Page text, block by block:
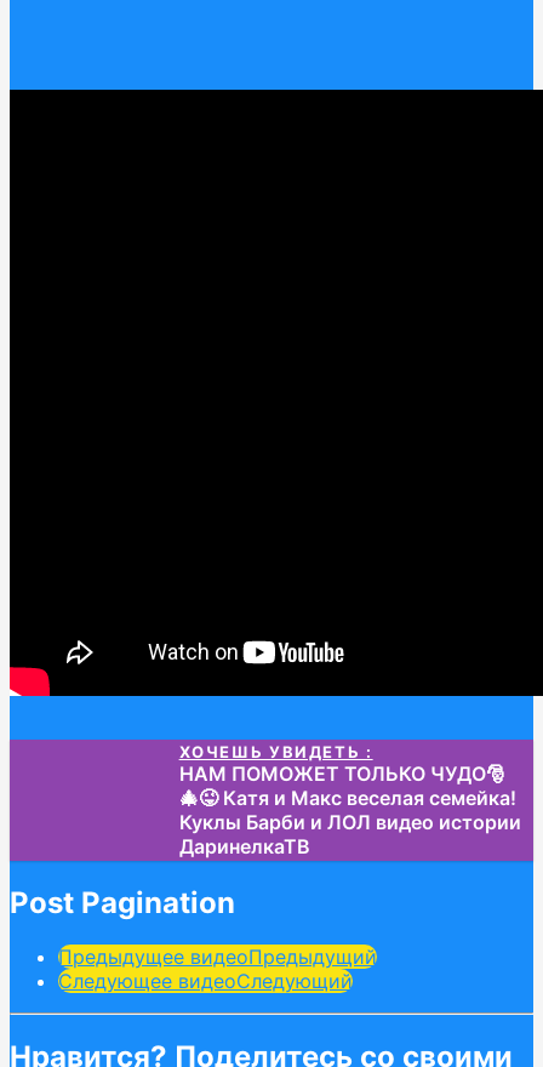
ХОЧЕШЬ УВИДЕТЬ :
НАМ ПОМОЖЕТ ТОЛЬКО ЧУДО🎅
🎄😜 Катя и Макс веселая семейка!
Куклы Барби и ЛОЛ видео истории
ДаринелкаТВ
Post Pagination
Предыдущее видеоПредыдущий
Следующее видеоСледующий
Нравится? Поделитесь со своими